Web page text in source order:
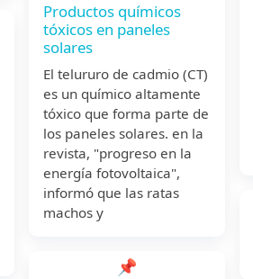
Productos químicos
tóxicos en paneles
solares
El telururo de cadmio (CT)
es un químico altamente
tóxico que forma parte de
los paneles solares. en la
revista, "progreso en la
energía fotovoltaica",
informó que las ratas
machos y
📌